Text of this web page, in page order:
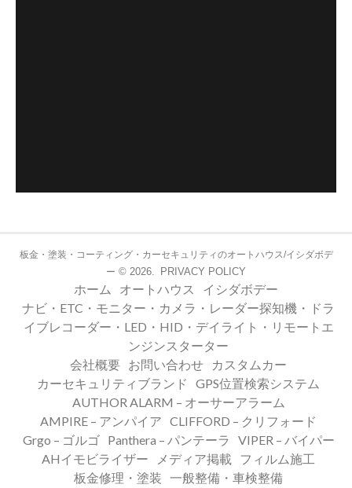
板金・塗装・コーティング・カーセキュリティのオートハウス/イシダボデ
ー © 2026. PRIVACY POLICY
ホーム オートハウス
イシダボデー
ナビ・ETC・モニター・カメラ・レーダー探知機・ドラ
イブレコーダー・LED・HID・デイライト・リモートエ
ンジンスターター
会社概要 お問い合わせ
カスタムカー
カーセキュリティブランド
GPS位置検索システム
AUTHOR ALARM – オーサーアラーム
AMPIRE – アンパイア CLIFFORD – クリフォード
Grgo – ゴルゴ
Panthera – パンテーラ
VIPER – バイパー
AHイモビライザー
メディア掲載
フィルム施工
板金修理・塗装 一般整備・車検整備